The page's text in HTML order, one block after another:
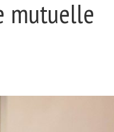
mutuelle